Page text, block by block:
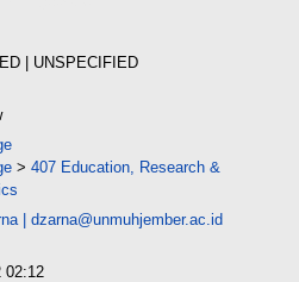
| UNSPECIFIED
> 407 Education, Research &
| dzarna@unmuhjember.ac.id
02:12